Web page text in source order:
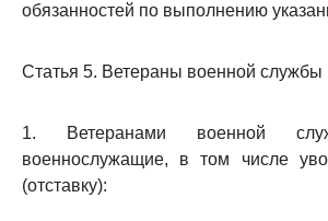
обязанностей по выполнению
Статья 5. Ветераны военной службы
1. Ветеранами военной
военнослужащие, в том числе
(отставку):